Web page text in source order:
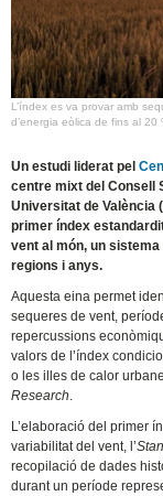
L’índex es va provar amb
d’energia eòlica de fins al 20
Un estudi liderat pel
centre mixt del Consell
Universitat de València
primer índex
vent al món, un
regions i anys.
Aquesta eina permet
sequeres de vent,
repercussions
valors de l’índex
o les illes de calor
Research.
L’elaboració del primer
variabilitat del vent, l’
recopilació de dades
durant un període